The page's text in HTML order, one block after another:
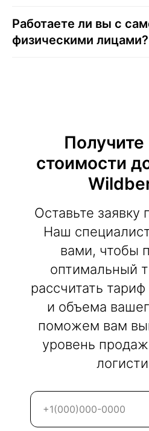
Работаете ли вы с
физическими лицами?
Получите
стоимости
Оставьте заявку
Наш
вами, чтобы
оптимальный
рассчитать
и объема
поможем вам
уровень